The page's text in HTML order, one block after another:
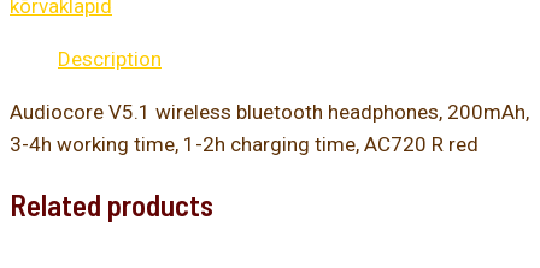
kõrvaklapid
Description
Audiocore V5.1 wireless bluetooth headphones, 200mAh,
3-4h working time, 1-2h charging time, AC720 R red
Related products